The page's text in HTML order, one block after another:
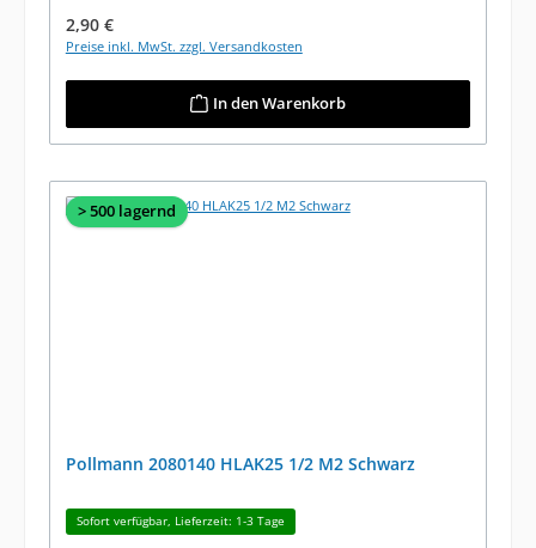
Regulärer Preis:
2,90 €
Preise inkl. MwSt. zzgl. Versandkosten
In den Warenkorb
> 500 lagernd
Pollmann 2080140 HLAK25 1/2 M2 Schwarz
Sofort verfügbar, Lieferzeit: 1-3 Tage